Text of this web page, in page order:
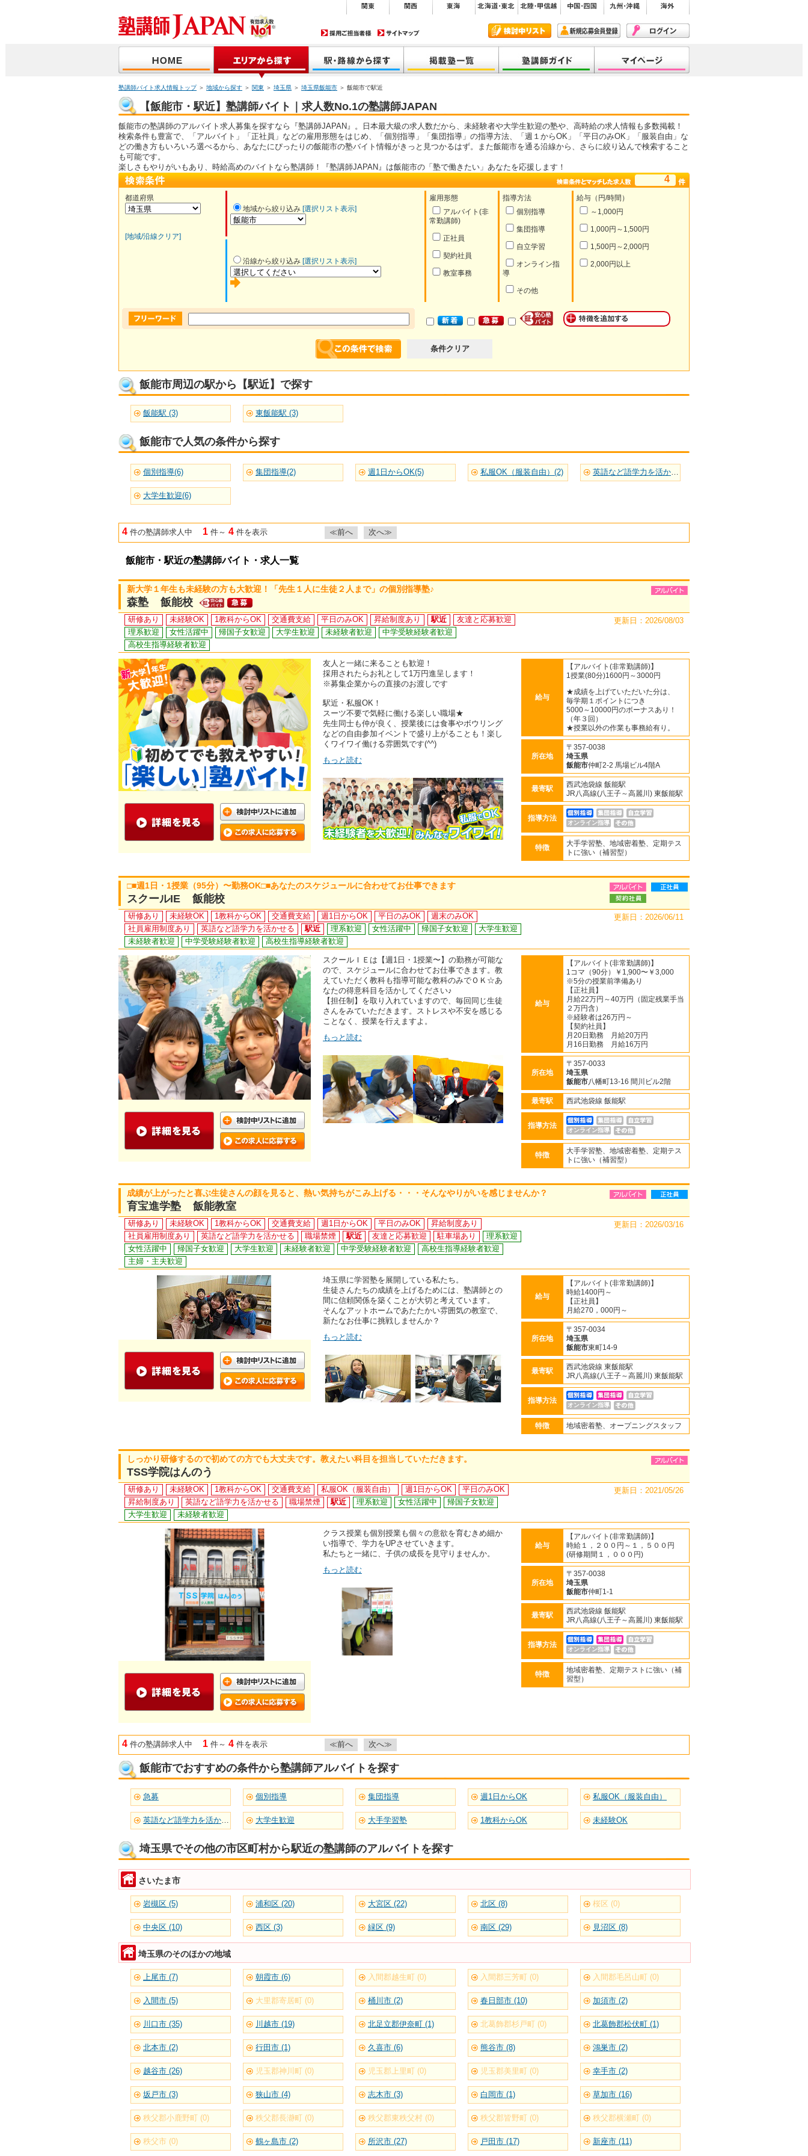
塾講師バイト求人情報トップ＞ 地域から探す ＞ 関東 ＞ 埼玉県 ＞ 埼玉県飯能市 ＞ 飯能市で駅近
【飯能市・駅近】塾講師バイト｜求人数No.1の塾講師JAPAN
飯能市の塾講師のアルバイト求人募集を探すなら『塾講師JAPAN』。日本最大級の求人数だから、未経験者や大学生歓迎の塾や、高時給の求人情報も多数掲載！
検索条件も豊富で、「アルバイト」「正社員」などの雇用形態をはじめ、「個別指導」「集団指導」の指導方法、「週１からOK」「平日のみOK」「服装自由」な
どの働き方もいろいろ選べるから、あなたにぴったりの飯能市の塾バイト情報がきっと見つかるはず。また飯能市を通る沿線から、さらに絞り込んで検索すること
も可能です。
楽しさもやりがいもあり、時給高めのバイトなら塾講師！『塾講師JAPAN』は飯能市の「塾で働きたい」あなたを応援します！
4
都道府県
[地域/沿線クリア]
地域から絞り込み [選択リスト表示]
雇用形態
アルバイト(非
常勤講師)
正社員
契約社員
教室事務
指導方法
個別指導
集団指導
自立学習
オンライン指
導
その他
給与（円/時間）
～1,000円
1,000円～1,500円
1,500円～2,000円
2,000円以上
沿線から絞り込み [選択リスト表示]
条件クリア
飯能市周辺の駅から【駅近】で探す
飯能駅 (3) 東飯能駅 (3)
飯能市で人気の条件から探す
個別指導(6) 集団指導(2) 週1日からOK(5) 私服OK（服装自由）(2) 英語など語学力を活かせる(4)
大学生歓迎(6)
4 件の塾講師求人中 1 件～ 4 件を表示 ≪前へ 次へ≫
飯能市・駅近の塾講師バイト・求人一覧
新大学１年生も未経験の方も大歓迎！「先生１人に生徒２人まで」の個別指導塾♪
森塾 飯能校
研修あり 未経験OK 1教科からOK 交通費支給 平日のみOK 昇給制度あり 駅近
友達と応募歓迎
理系歓迎
女性活躍中 帰国子女歓迎 大学生歓迎 未経験者歓迎
中学受験経験者歓迎
高校生指導経験者歓迎
更新日：2026/08/03
友人と一緒に来ることも歓迎！
採用されたらお礼として1万円進呈します！
※募集企業からの直接のお渡しです
駅近・私服OK！
スーツ不要で気軽に働ける楽しい職場★
先生同士も仲が良く、授業後には食事やボウリング
などの自由参加イベントで盛り上がることも！楽し
くワイワイ働ける雰囲気です(^^)
もっと読む
給与
【アルバイト(非常勤講師)】
1授業(80分)1600円～3000円
★成績を上げていただいた分は、
毎学期１ポイントにつき
5000～10000円のボーナスあり！
（年３回）
★授業以外の作業も事務給有り。
所在地
〒357-0038
埼玉県
飯能市仲町2-2 馬場ビル4階A
最寄駅
西武池袋線 飯能駅
JR八高線(八王子～高麗川) 東飯能駅
指導方法
オンライン指導
特徴
大手学習塾、地域密着塾、定期テス
トに強い（補習型）
□■週1日・1授業（95分）〜勤務OK□■あなたのスケジュールに合わせてお仕事できます
スクールIE 飯能校
研修あり 未経験OK 1教科からOK 交通費支給 週1日からOK 平日のみOK
週末のみOK
社員雇用制度あり
英語など語学力を活かせる 駅近 理系歓迎 女性活躍中 帰国子女歓迎
大学生歓迎
未経験者歓迎
中学受験経験者歓迎 高校生指導経験者歓迎
更新日：2026/06/11
スクールＩＥは【週1日・1授業〜】の勤務が可能な
ので、スケジュールに合わせてお仕事できます。教
えていただく教科も指導可能な教科のみでＯＫ☆あ
なたの得意科目を活かしてください♪
【担任制】を取り入れていますので、毎回同じ生徒
さんをみていただきます。ストレスや不安を感じる
ことなく、授業を行えますよ。
もっと読む
給与
【アルバイト(非常勤講師)】
1コマ（90分）￥1,900〜￥3,000
※5分の授業前準備あり
【正社員】
月給22万円～40万円（固定残業手当
２万円含）
※経験者は26万円～
【契約社員】
月20日勤務 月給20万円
月16日勤務 月給16万円
所在地
〒357-0033
埼玉県
飯能市八幡町13-16 間川ビル2階
最寄駅 西武池袋線 飯能駅
指導方法
オンライン指導
特徴
大手学習塾、地域密着塾、定期テス
トに強い（補習型）
成績が上がったと喜ぶ生徒さんの顔を見ると、熱い気持ちがこみ上げる・・・そんなやりがいを感じませんか？
育宝進学塾 飯能教室
研修あり 未経験OK 1教科からOK 交通費支給 週1日からOK 平日のみOK
昇給制度あり
社員雇用制度あり
英語など語学力を活かせる 職場禁煙 駅近 友達と応募歓迎 駐車場あり
理系歓迎
女性活躍中
帰国子女歓迎 大学生歓迎 未経験者歓迎 中学受験経験者歓迎
高校生指導経験者歓迎
主婦・主夫歓迎
更新日：2026/03/16
埼玉県に学習塾を展開している私たち。
生徒さんたちの成績を上げるためには、塾講師との
間に信頼関係を築くことが大切と考えています。
そんなアットホームであたたかい雰囲気の教室で、
新たなお仕事に挑戦しませんか？
もっと読む
給与
【アルバイト(非常勤講師)】
時給1400円～
【正社員】
月給270，000円～
所在地
〒357-0034
埼玉県
飯能市東町14-9
最寄駅
西武池袋線 東飯能駅
JR八高線(八王子～高麗川) 東飯能駅
指導方法
オンライン指導
特徴 地域密着塾、オープニングスタッフ
しっかり研修するので初めての方でも大丈夫です。教えたい科目を担当していただきます。
TSS学院はんのう
研修あり 未経験OK 1教科からOK 交通費支給 私服OK（服装自由） 週1日からOK
平日のみOK
昇給制度あり
英語など語学力を活かせる 職場禁煙 駅近 理系歓迎 女性活躍中
帰国子女歓迎
大学生歓迎
未経験者歓迎
更新日：2021/05/26
クラス授業も個別授業も個々の意欲を育むきめ細か
い指導で、学力をUPさせていきます。
私たちと一緒に、子供の成長を見守りませんか。
もっと読む
給与
【アルバイト(非常勤講師)】
時給１，２００円～１，５００円
(研修期間１，０００円)
所在地
〒357-0038
埼玉県
飯能市仲町1-1
最寄駅
西武池袋線 飯能駅
JR八高線(八王子～高麗川) 東飯能駅
指導方法
オンライン指導
特徴
地域密着塾、定期テストに強い（補
習型）
4 件の塾講師求人中 1 件～ 4 件を表示 ≪前へ 次へ≫
飯能市でおすすめの条件から塾講師アルバイトを探す
急募 個別指導 集団指導 週1日からOK 私服OK（服装自由）
英語など語学力を活かせる 大学生歓迎 大手学習塾 1教科からOK 未経験OK
埼玉県でその他の市区町村から駅近の塾講師のアルバイトを探す
さいたま市
岩槻区 (5) 浦和区 (20) 大宮区 (22) 北区 (8) 桜区 (0)
中央区 (10) 西区 (3) 緑区 (9) 南区 (29) 見沼区 (8)
埼玉県のそのほかの地域
上尾市 (7) 朝霞市 (6) 入間郡越生町 (0) 入間郡三芳町 (0) 入間郡毛呂山町 (0)
入間市 (5) 大里郡寄居町 (0) 桶川市 (2) 春日部市 (10) 加須市 (2)
川口市 (35) 川越市 (19) 北足立郡伊奈町 (1) 北葛飾郡杉戸町 (0) 北葛飾郡松伏町 (1)
北本市 (2) 行田市 (1) 久喜市 (6) 熊谷市 (8) 鴻巣市 (2)
越谷市 (26) 児玉郡神川町 (0) 児玉郡上里町 (0) 児玉郡美里町 (0) 幸手市 (2)
坂戸市 (3) 狭山市 (4) 志木市 (3) 白岡市 (1) 草加市 (16)
秩父郡小鹿野町 (0) 秩父郡長瀞町 (0) 秩父郡東秩父村 (0) 秩父郡皆野町 (0) 秩父郡横瀬町 (0)
秩父市 (0) 鶴ヶ島市 (2) 所沢市 (27) 戸田市 (17) 新座市 (11)